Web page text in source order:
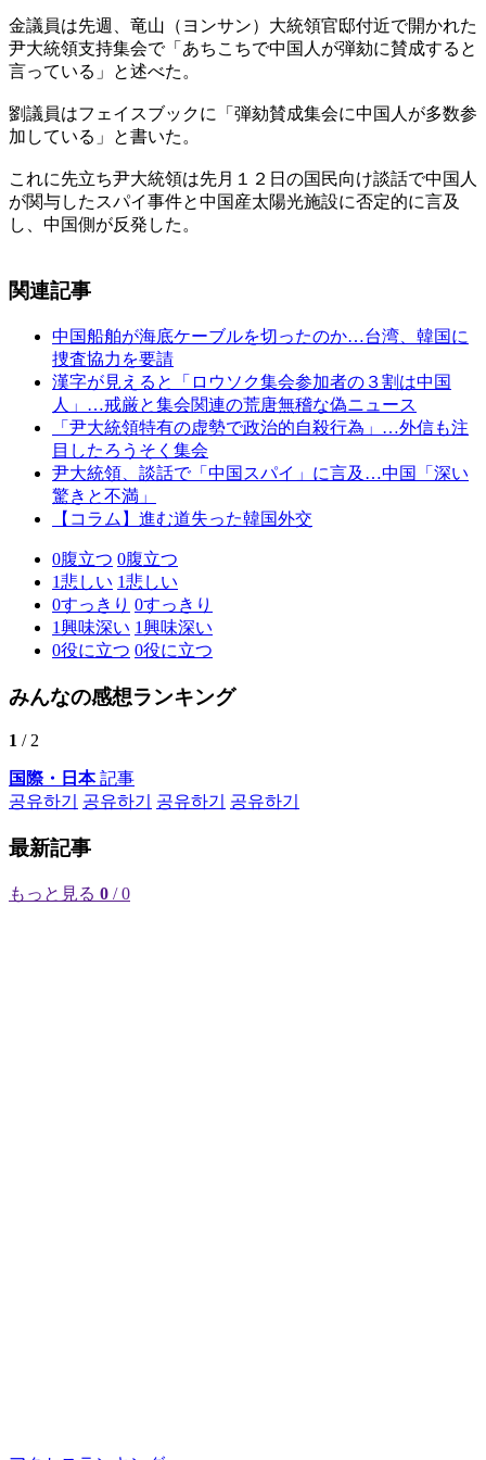
金議員は先週、竜山（ヨンサン）大統領官邸付近で開かれた
尹大統領支持集会で「あちこちで中国人が弾劾に賛成すると
言っている」と述べた。
劉議員はフェイスブックに「弾劾賛成集会に中国人が多数参
加している」と書いた。
これに先立ち尹大統領は先月１２日の国民向け談話で中国人
が関与したスパイ事件と中国産太陽光施設に否定的に言及
し、中国側が反発した。
関連記事
中国船舶が海底ケーブルを切ったのか…台湾、韓国に
捜査協力を要請
漢字が見えると「ロウソク集会参加者の３割は中国
人」…戒厳と集会関連の荒唐無稽な偽ニュース
「尹大統領特有の虚勢で政治的自殺行為」…外信も注
目したろうそく集会
尹大統領、談話で「中国スパイ」に言及…中国「深い
驚きと不満」
【コラム】進む道失った韓国外交
0腹立つ 0腹立つ
1悲しい 1悲しい
0すっきり 0すっきり
1興味深い 1興味深い
0役に立つ 0役に立つ
みんなの感想ランキング
1 / 2
国際・日本記事
공유하기
공유하기 공유하기 공유하기
最新記事
もっと見る 0 / 0